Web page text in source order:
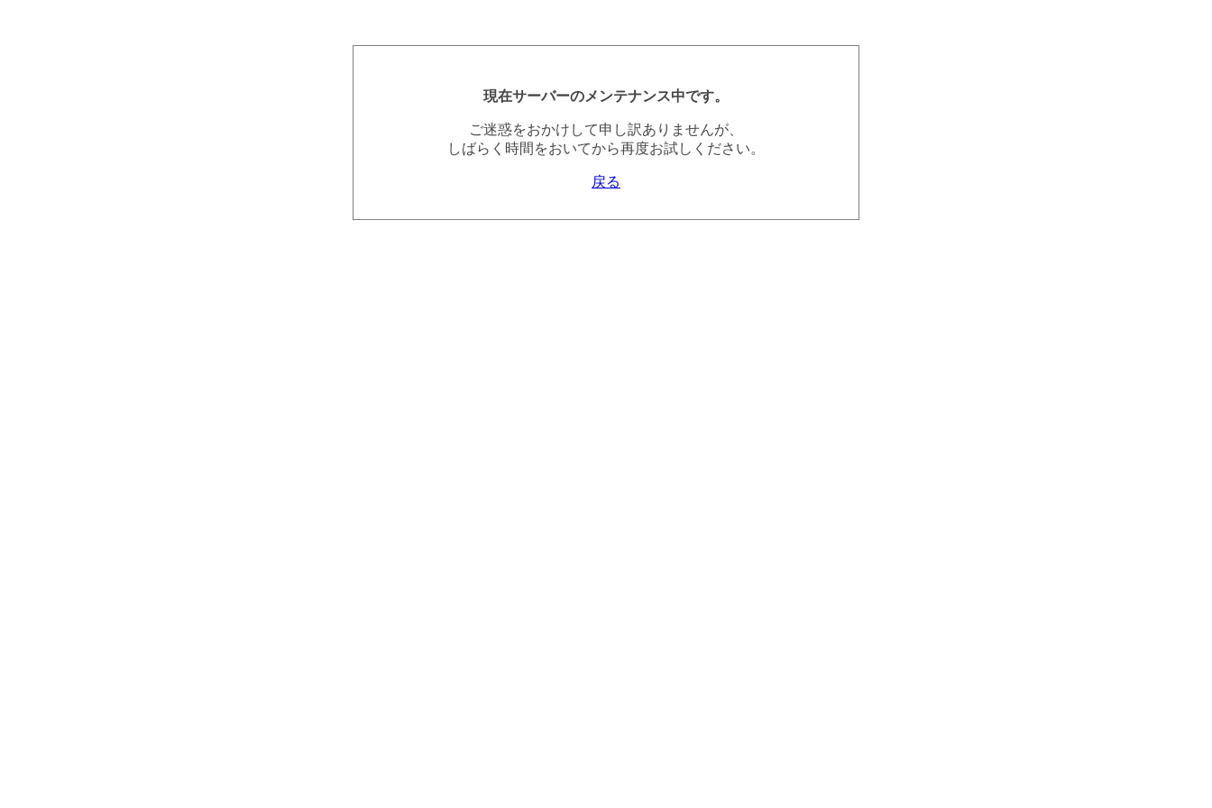
現在サーバーのメンテナンス中です。
ご迷惑をおかけして申し訳ありませんが、
しばらく時間をおいてから再度お試しください。
戻る